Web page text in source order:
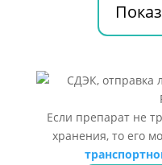
Если препарат не
хранения, то его